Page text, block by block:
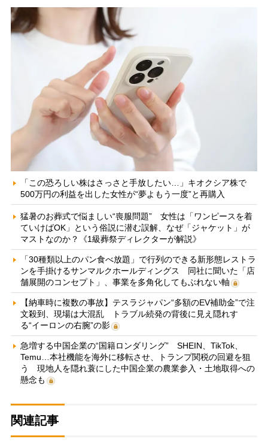
「この恐ろしい株はさっさと手放したい…」キオクシア株で
500万円の利益を出した女性が“夢よもう一度”と再購入
猛暑のお葬式で悩ましい“喪服問題” 女性は「ワンピースを着
ていけばOK」という俗説に潜む誤解、なぜ「ジャケット」が
マストなのか？《1級葬祭ディレクターが解説》
「30種類以上のパン食べ放題」で行列のできる新形態レストラ
ンを手掛けるサンマルクホールディングス 同社に聞いた「店
舗展開のコンセプト」、事業を多角化してもぶれない軸
【納車時に複数の事故】テスラジャパン“多額のEV補助金”で注
文殺到、現場は大混乱 トラブル続発の背後に見え隠れす
る“イーロンの右腕”の影
急増する中国企業の“国籍ロンダリング” SHEIN、TikTok、
Temu…本社機能を海外に移転させ、トランプ関税の回避を狙
う 現地人を隠れ蓑にした中国企業の農業参入・土地取得への
懸念も
関連記事